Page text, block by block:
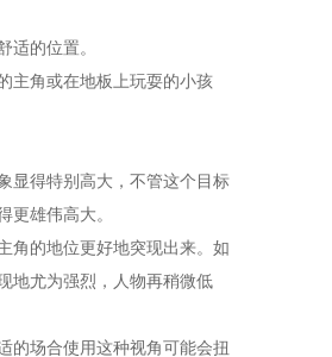
的位置。
主角或在地板上玩耍的小孩
显得特别高大，不管这个目标
雄伟高大。
的地位更好地突现出来。如
地尤为强烈，人物再稍微低
场合使用这种视角可能会扭